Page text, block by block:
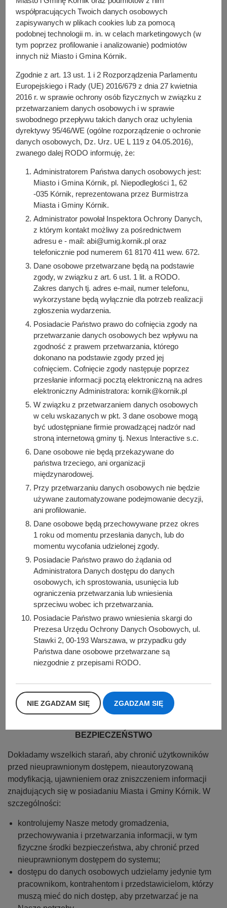
danych w określonym celu, np. w procesie realizacji
czynności,
konieczność realizowania prawnie uzasadnionych
celów Administratora Danych Osobowych, które
wyrażone są poprzez:
zarządzanie serwisami internetowymi,
dostosowaniem ich zawartości do Państwa potrzeb i
oczekiwań, zapewnienie bezpieczeństwa Państwa
danych w cyberprzestrzeni.
PRAWA UŻYTKOWNIKÓW
Prawa przysługujące użytkownikom serwisów
kornik.pl
związku z przetwarzaniem danych osobowych:
W każdym dowolnym czasie macie Państwo prawo do
wycofania udzielonej zgody, co spowoduje zaprzestanie
przetwarzania danych osobowych, przetwarzanych na
podstawie udzielonej zgody. Cofnięcie zgody nie
wpływa na zgodność przetwarzania danych osobowych,
którego dokonaliśmy na podstawie udzielonej zgody
przed jej cofnięciem.
Macie Państwo prawo żądania usunięcia(prawo do
bycia zapomnianym) dotyczących Państwa danych
osobowych z wymienionych w polityce systemów
informatycznych. Prawo to zostanie zrealizowane przez
Administratora, o ile nie spoczywa na Administratorze
prawny obowiązek zachowania, a tym samym
przetwarzania danych, pomimo wniesienia przez prawa
do bycia zapomnianym.
Macie Państwo prawo dostępu do swoich danych
(żądania wydania kopii danych).
Prawo to możecie
Gminy Kórnik lub za pośrednictwem poczty tradycyjnej.
Macie Państwo prawo do sprostowania
(aktualizacji
danych).Prawo to można realizować osobiście w
Urzędzie Miasta i Gminy Kórnik. Informujemy, że
zaktualizowanie danych nie spowoduje usunięcia
danych przed dokonaniem aktualizacji, co związane jest
z obowiązkiem zachowania spójności danych,
przetwarzanych przez Administratora Danych
Osobowych w określonym celu.
Macie Państwo prawo do ograniczenia przetwarzania,
w tym również do wniesienia sprzeciwu wobec
przetwarzania danych, powołując się na określoną
sytuację. Prawo to można zrealizować osobiście w
Urzędzie Miasta i Gminy Kórnik. Informujemy, że
wskazane prawo zostanie przez Administratora Danych
Osobowych zrealizowane wyłącznie w sytuacji, gdy
wykonanie określonej czynności nie jest sprzeczne
z obowiązującymi przepisami prawa, które obligują
Administratora Danych Osobowych do przetwarzania
danych.
Dodatkowo macie Państwo prawo do przeniesienia
swoich danych z systemów informatycznych na rzecz
Urzędu Ochrony Danych Osobowych regulującego
działania Administratora Danych Osobowych w
przetwarzaniu danych osobowych.
BEZPIECZEŃSTWO
Dokładamy wszelkich starań, aby chronić użytkowników
przed nieuprawnionym dostępem, nieautoryzowaną
modyfikacją, ujawnieniem oraz zniszczeniem informacji
znajdujących się w posiadaniu Miasta i Gminy Kórnik. W
szczególności:
kontrolujemy Nasze metody gromadzenia,
przechowywania i przetwarzania informacji, w tym
fizyczne środki bezpieczeństwa, aby chronić przed
nieuprawnionym dostępem do systemu;
dostępu do danych osobowych udzielamy jedynie tym
pracownikom, kontrahentom i przedstawicielom, którzy
muszą mieć do nich dostęp, aby przetwarzać je na
współpracujących Twoich danych osobowych
zapisywanych w plikach cookies lub za pomocą
podobnej technologii m. in. w celach marketingowych (w
tym poprzez profilowanie i analizowanie) podmiotów
innych niż Miasto i Gmina Kórnik.
Zgodnie z art. 13 ust. 1 i 2 Rozporządzenia Parlamentu
Europejskiego i Rady (UE) 2016/679 z dnia 27 kwietnia
2016 r. w sprawie ochrony osób fizycznych w związku z
przetwarzaniem danych osobowych i w sprawie
swobodnego przepływu takich danych oraz uchylenia
dyrektywy 95/46/WE (ogólne rozporządzenie o ochronie
danych osobowych, Dz. Urz. UE L 119 z 04.05.2016),
zwanego dalej RODO informuję, że:
Administratorem Państwa danych osobowych jest:
Miasto i Gmina Kórnik, pl. Niepodległości 1, 62
-035 Kórnik, reprezentowana przez Burmistrza
Miasta i Gminy Kórnik.
Administrator powołał Inspektora Ochrony Danych,
z którym kontakt możliwy za pośrednictwem
adresu e - mail: abi@umig.kornik.pl oraz
telefonicznie pod numerem 61 8170 411 wew. 672.
Dane osobowe przetwarzane będą na podstawie
zgody, w związku z art. 6 ust. 1 lit. a RODO.
Zakres danych tj. adres e-mail, numer telefonu,
wykorzystane będą wyłącznie dla potrzeb realizacji
zgłoszenia wydarzenia.
Posiadacie Państwo prawo do cofnięcia zgody na
przetwarzanie danych osobowych bez wpływu na
zgodność z prawem przetwarzania, którego
dokonano na podstawie zgody przed jej
cofnięciem. Cofnięcie zgody następuje poprzez
przesłanie informacji pocztą elektroniczną na adres
elektroniczny Administratora: kornik@kornik.pl
W związku z przetwarzaniem danych osobowych
w celu wskazanych w pkt. 3 dane osobowe mogą
być udostępniane firmie prowadzącej nadzór nad
stroną internetową gminy tj. Nexus Interactive s.c.
Dane osobowe nie będą przekazywane do
państwa trzeciego, ani organizacji
międzynarodowej.
Przy przetwarzaniu danych osobowych nie będzie
używane zautomatyzowane podejmowanie decyzji,
ani profilowanie.
Dane osobowe będą przechowywane przez okres
1 roku od momentu przesłania danych, lub do
momentu wycofania udzielonej zgody.
Posiadacie Państwo prawo do żądania od
Administratora Danych dostępu do danych
osobowych, ich sprostowania, usunięcia lub
ograniczenia przetwarzania lub wniesienia
sprzeciwu wobec ich przetwarzania.
Posiadacie Państwo prawo wniesienia skargi do
Prezesa Urzędu Ochrony Danych Osobowych, ul.
Stawki 2, 00-193 Warszawa, w przypadku gdy
Państwa dane osobowe przetwarzane są
niezgodnie z przepisami RODO.
NIE ZGADZAM SIĘ ZGADZAM SIĘ